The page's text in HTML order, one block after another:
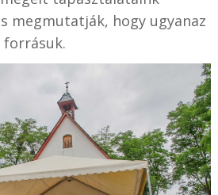
megmutatják, hogy ugyanaz
forrásuk.